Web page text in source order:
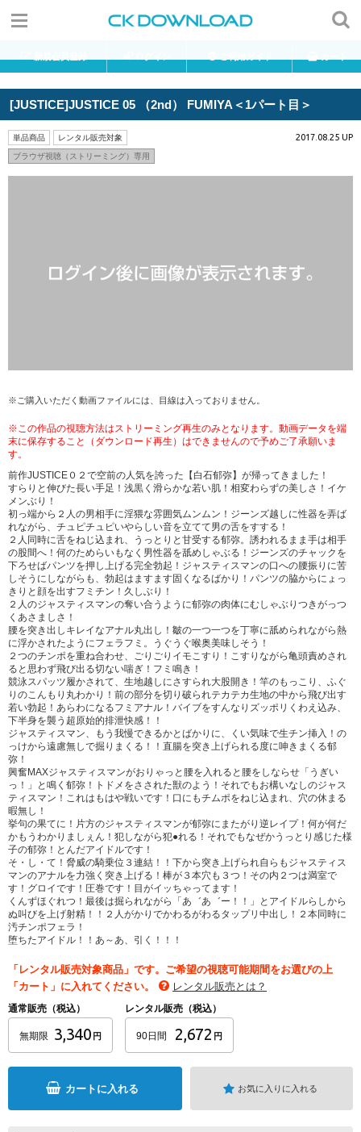
[JUSTICE]JUSTICE 05 （2nd） FUMIYA＜1パート目＞
単品商品 レンタル販売対象
ブラウザ視聴（ストリーミング）専用
2017.08.25 UP
※ご購入いただく動画ファイルには、目線は入っておりません。
※この作品の視聴方法はストリーミング再生のみとなります。動画データを端
末に保存すること（ダウンロード再生）はできませんので予めご了承願いま
す。
前作JUSTICE０２で空前の人気を誇った【白石郁弥】が帰ってきました！
すらりと伸びた長い手足！浅黒く滑らかな若い肌！相変わらずの美しさ！イケ
メンぶり！
初っ端から２人の男相手に淫猥な雰囲気ムンムン！ジーンズ越しに性器を弄ば
れながら、チュピチュピいやらしい音を立てて男の舌をすする！
２人同時に舌をねじ込まれ、うっとりと甘受する郁弥。誘われるまま手は相手
の股間へ！何のためらいもなく男性器を舐めしゃぶる！ジーンズのチャックを
下ろせばパンツを押し上げる完全勃起！ジャスティスマンの口への腰振りに苦
しそうにしながらも、勃起はますます固くなるばかり！パンツの脇からにょっ
きりと顔を出すフミチン！久しぶり！
２人のジャスティスマンの奪い合うように郁弥の肉体にむしゃぶりつきがっつ
くあさましさ！
腰を突き出しキレイなアナル丸出し！皺の一つ一つを丁寧に舐められながら熱
に浮かされたようにフェラフミ。うぐうぐ喉奥美味しそう！
２つのチンポを重ね合わせ、ごりごりイモこすり！こすりながら亀頭責めされ
ると思わず飛び出る切ない喘ぎ！フミ鳴き！
競泳スパッツ履かされて、生地越しにさすられ大股開き！竿のもっこり、ふぐ
りのこんもり丸わかり！前の部分を切り破られテカテカ生地の中から飛び出す
若い勃起！あらわになるフミアナル！バイブをすんなりズッポリくわえ込み、
下半身を襲う超原始的排泄快感！！
ジャスティスマン、もう我慢できるかとばかりに、くい気味で生チン挿入！の
っけから遠慮無しで掘りまくる！！直腸を突き上げられる度に呻きまくる郁
弥！
興奮MAXジャスティスマンがおりゃっと腰を入れると腰をしならせ「うぎい
っ！」と鳴く郁弥！トドメをさされた獣のよう！それでもお構いなしのジャス
ティスマン！これはもはや戦いです！口にもチムポをねじ込まれ、穴の休まる
暇無し！
挙句の果てに！片方のジャスティスマンが郁弥にまたがり逆レイプ！何が何だ
かもうわかりましぇん！犯しながら犯●れる！それでもなぜかうっとり感じた様
子の郁弥！とんだアイドルです！
そ・し・て！脅威の騎乗位３連結！！下から突き上げられ自らもジャスティス
マンのアナルを力強く突き上げる！棒が３本穴も３つ！その内２つは満室で
す！グロイです！圧巻です！目がイッちゃってます！
くんずほぐれつ！最後は掘られながら「あ゛あ゛ー！！」とアイドルらしから
ぬ叫びを上げ射精！！２人がかりでかわるがわるタップリ中出し！２本同時に
汚チンポフェラ！
堕ちたアイドル！！あ～あ、引く！！！
「レンタル販売対象商品」です。ご希望の視聴可能期間をお選びの上
「カート」に入れてください。
レンタル販売とは？
通常販売（税込）
無期限 3,340 円
レンタル販売（税込）
90日間 2,672 円
カートに入れる お気に入りに入れる